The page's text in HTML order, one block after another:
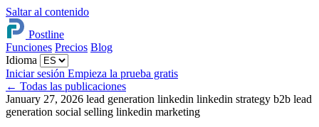
Saltar al contenido
Postline
Funciones Precios Blog
Idioma
Iniciar sesión Empieza la prueba gratis
← Todas las publicaciones
January 27, 2026 lead generation linkedin linkedin strategy b2b lead
generation social selling linkedin marketing